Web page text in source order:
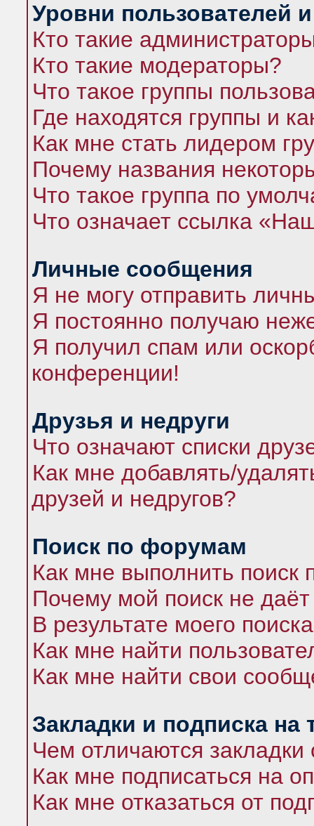
Уровни пользователей
Кто такие
Кто такие модераторы?
Что такое группы
Где находятся группы и
Как мне стать лидером
Почему названия
Что такое группа по
Что означает ссылка
Личные сообщения
Я не могу отправить
Я постоянно получаю
Я получил спам или
конференции!
Друзья и недруги
Что означают списки
Как мне добавлять/
друзей и недругов?
Поиск по форумам
Как мне выполнить
Почему мой поиск не даёт
В результате моего
Как мне найти
Как мне найти свои
Закладки и подписка на
Чем отличаются закладки
Как мне подписаться на
Как мне отказаться от